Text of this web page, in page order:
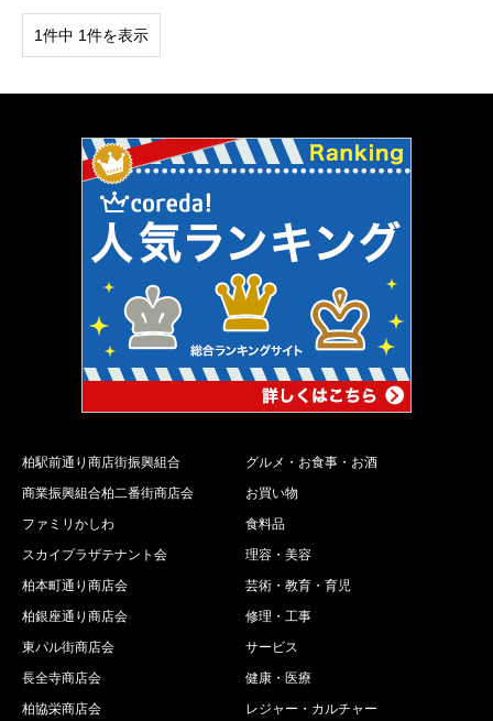
1件中 1件を表示
柏駅前通り商店街振興組合
商業振興組合柏二番街商店会
ファミリかしわ
スカイプラザテナント会
柏本町通り商店会
柏銀座通り商店会
東パル街商店会
長全寺商店会
柏協栄商店会
グルメ・お食事・お酒
お買い物
食料品
理容・美容
芸術・教育・育児
修理・工事
サービス
健康・医療
レジャー・カルチャー